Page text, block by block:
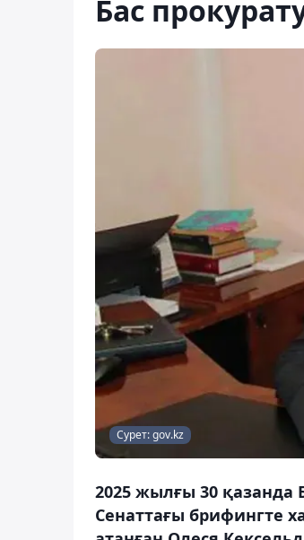
Бас
Сурет: gov.kz
2025 жылғы 30
Сенаттағы брифингте